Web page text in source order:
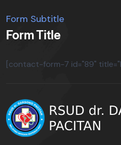
Form Subtitle
Form Title
[contact-form-7 id="89"